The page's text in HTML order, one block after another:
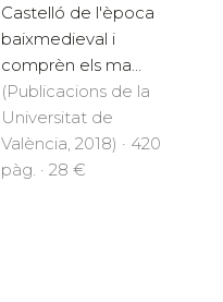
Castelló de l'època
baixmedieval i
comprèn els ma...
(Publicacions de la
Universitat de
València, 2018) · 420
pàg. · 28 €